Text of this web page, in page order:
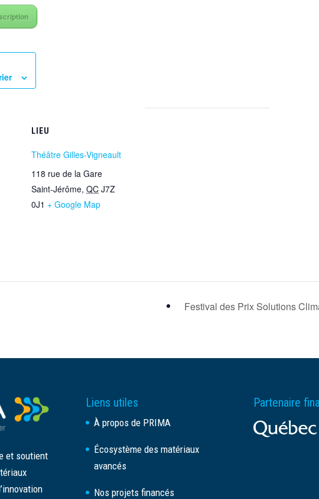
LIEU
Théâtre Gilles-Vigneault
118 rue de la Gare
Saint-Jérôme, QC J7Z
0J1 + Google Map
Festival des Prix Solutions
et soutient
Liens utiles
À propos de PRIMA
Écosystème des matériaux
avancés
Nos projets financés
Partenaire